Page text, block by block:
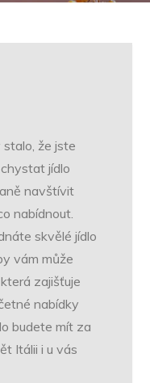
že jste
jídlo
navštívit
nabídnout.
skvělé jídlo
vám může
zajišťuje
nabídky
budete mít za
Itálii i u vás